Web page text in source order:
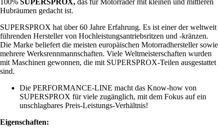
100% SUPERSPROX, das für Motorräder mit kleinen und mittleren
Hubräumen gedacht ist.
SUPERSPROX hat über 60 Jahre Erfahrung. Es ist einer der weltweit
führenden Hersteller von Hochleistungsantriebsritzen und -kränzen.
Die Marke beliefert die meisten europäischen Motorradhersteller sowie
mehrere Werksrennmannschaften. Viele Weltmeisterschaften wurden
mit Maschinen gewonnen, die mit SUPERSPROX-Teilen ausgestattet
sind.
Die PERFORMANCE-LINE macht das Know-how von
SUPERSPROX für viele zugänglich, mit dem Fokus auf ein
unschlagbares Preis-Leistungs-Verhältnis!
Eigenschaften: